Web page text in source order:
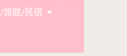
旅館/民宿